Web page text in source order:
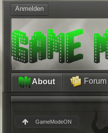
Anmelden
About Forum
GameModeON